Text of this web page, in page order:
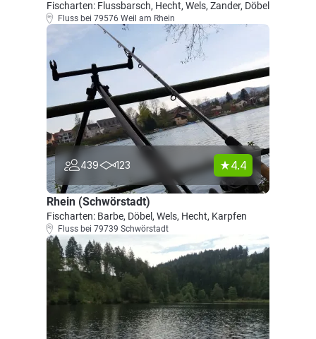
Fischarten: Flussbarsch, Hecht, Wels, Zander, Döbel
Fluss bei 79576 Weil am Rhein
439 123 4.4
Rhein (Schwörstadt)
Fischarten: Barbe, Döbel, Wels, Hecht, Karpfen
Fluss bei 79739 Schwörstadt